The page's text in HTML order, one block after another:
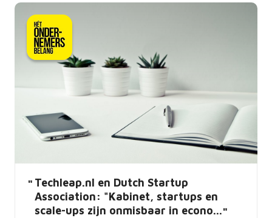
Techleap.nl en Dutch Startup
Association: "Kabinet, startups en
scale-ups zijn onmisbaar in econo...